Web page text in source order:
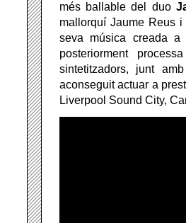
més ballable del duo
mallorquí Jaume Reus
seva música creada
posteriorment
sintetitzadors, junt
aconseguit actuar a
Liverpool Sound City,